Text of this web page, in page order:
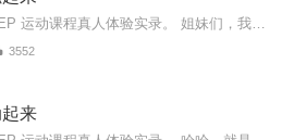
3552
来